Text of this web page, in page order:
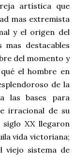
artística que
mas extremista
y el origen del
destacables
del momento y
el hombre en
de la
las bases para
irracional de su
XX llegaron
vida victoriana;
viejo sistema de